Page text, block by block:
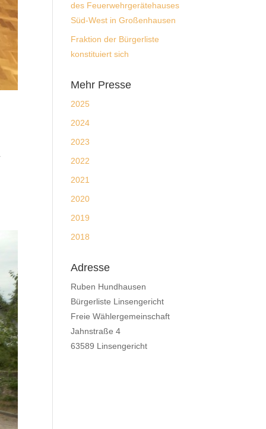
des Feuerwehrgerätehauses
Süd-West in Großenhausen
Fraktion der Bürgerliste
konstituiert sich
Mehr Presse
2025
2024
2023
2022
2021
2020
2019
2018
Adresse
Ruben Hundhausen
Bürgerliste Linsengericht
Freie Wählergemeinschaft
Jahnstraße 4
63589 Linsengericht